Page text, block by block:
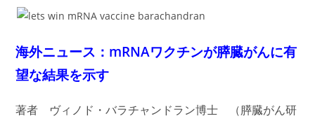
海外ニュース：mRNAワクチンが膵臓がんに有
望な結果を示す
著者 ヴィノド・バラチャンドラン博士 （膵臓がん研